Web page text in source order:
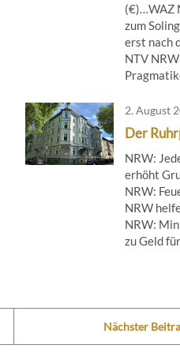
(€)…WAZ
zum
erst nach
NTV
2. August
Der
NRW:
erhöht
NRW:
NRW
NRW:
zu Geld für
Nächster